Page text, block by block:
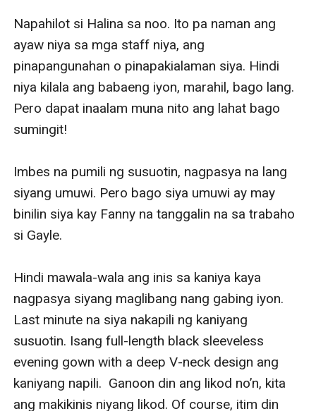
Napahilot si Halina sa noo. Ito pa naman ang
ayaw niya sa mga staff niya, ang
pinapangunahan o pinapakialaman siya. Hindi
niya kilala ang babaeng iyon, marahil, bago lang.
Pero dapat inaalam muna nito ang lahat bago
sumingit!
Imbes na pumili ng susuotin, nagpasya na lang
siyang umuwi. Pero bago siya umuwi ay may
binilin siya kay Fanny na tanggalin na sa trabaho
si Gayle.
Hindi mawala-wala ang inis sa kaniya kaya
nagpasya siyang maglibang nang gabing iyon.
Last minute na siya nakapili ng kaniyang
susuotin. Isang full-length black sleeveless
evening gown with a deep V-neck design ang
kaniyang napili.  Ganoon din ang likod no’n, kita
ang makikinis niyang likod. Of course, itim din